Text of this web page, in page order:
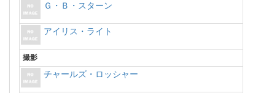
Ｇ・Ｂ・スターン
アイリス・ライト
撮影
チャールズ・ロッシャー